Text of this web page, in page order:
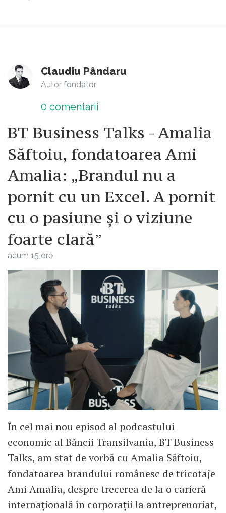
Claudiu Pândaru
Autor fondator
0 comentarii
BT Business Talks - Amalia
Săftoiu, fondatoarea Ami
Amalia: „Brandul nu a
pornit cu un Excel. A pornit
cu o pasiune și o viziune
foarte clară”
acum 15 ore
În cel mai nou episod al podcastului
economic al Băncii Transilvania, BT Business
Talks, am stat de vorbă cu Amalia Săftoiu,
fondatoarea brandului românesc de tricotaje
Ami Amalia, despre trecerea de la o carieră
internațională în corporații la antreprenoriat,